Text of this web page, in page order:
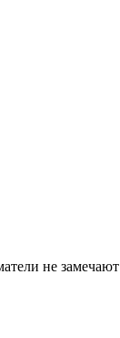
не замечают